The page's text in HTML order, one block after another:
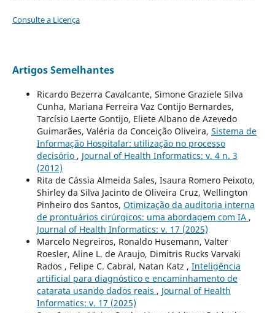
Consulte a Licença
Artigos Semelhantes
Ricardo Bezerra Cavalcante, Simone Graziele Silva
Cunha, Mariana Ferreira Vaz Contijo Bernardes,
Tarcísio Laerte Gontijo, Eliete Albano de Azevedo
Guimarães, Valéria da Conceição Oliveira, Sistema de
Informação Hospitalar: utilização no processo
decisório , Journal of Health Informatics: v. 4 n. 3
(2012)
Rita de Cássia Almeida Sales, Isaura Romero Peixoto,
Shirley da Silva Jacinto de Oliveira Cruz, Wellington
Pinheiro dos Santos, Otimização da auditoria interna
de prontuários cirúrgicos: uma abordagem com IA ,
Journal of Health Informatics: v. 17 (2025)
Marcelo Negreiros, Ronaldo Husemann, Valter
Roesler, Aline L. de Araujo, Dimitris Rucks Varvaki
Rados , Felipe C. Cabral, Natan Katz , Inteligência
artificial para diagnóstico e encaminhamento de
catarata usando dados reais , Journal of Health
Informatics: v. 17 (2025)